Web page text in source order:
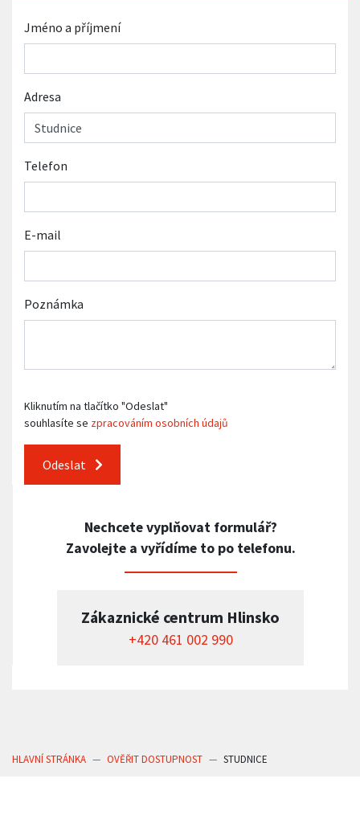
Jméno a příjmení
Adresa
Telefon
E-mail
Poznámka
Kliknutím na tlačítko "Odeslat"
souhlasíte se zpracováním osobních údajů
Odeslat
Nechcete vyplňovat formulář?
Zavolejte a vyřídíme to po telefonu.
Zákaznické centrum Hlinsko
+420 461 002 990
HLAVNÍ STRÁNKA OVĚŘIT DOSTUPNOST STUDNICE